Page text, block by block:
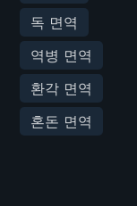
독 면역
역병 면역
환각 면역
혼돈 면역